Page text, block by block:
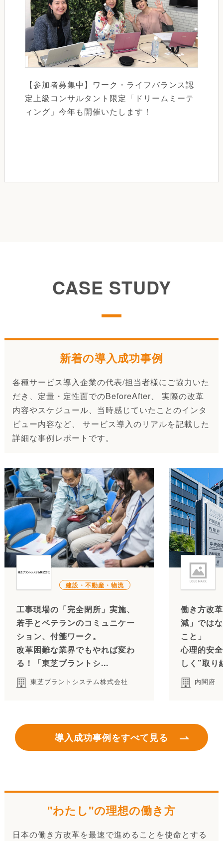
【参加者募集中】ワーク・ライフバランス認
定上級コンサルタント限定「ドリームミーテ
ィング」今年も開催いたします！
CASE STUDY
新着の導入成功事例
各種サービス導入企業の代表/担当者様にご協力いた
だき、定量・定性面でのBeforeAfter、 実際の改革
内容やスケジュール、当時感じていたことのインタ
ビュー内容など、 サービス導入のリアルを記載した
詳細な事例レポートです。
建設・不動産・物流
工事現場の「完全閉所」実施、
若手とベテランのコミュニケー
ション、付箋ワーク。
改革困難な業界でもやれば変わ
る！「東芝プラントシ...
東芝プラントシステム株式会社
働き方改
減」では
こと」
心理的安
しく”取り
内閣府
導入成功事例をすべて見る
"わたし"の理想の働き方
日本の働き方改革を最速で進めることを使命とする